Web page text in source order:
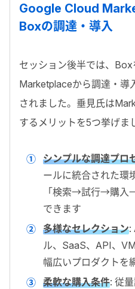
Google Cloud
Boxの調達・導入
セッション後半では、
Marketplaceから調達・導
されました。垂見氏は
するメリットを5つ挙げま
シンプルな調達プロ
ールに統合された環
「検索→試行→購入
できます
多様なセレクション:
ル、SaaS、API、
幅広いプロダクトを
柔軟な購入条件: 従